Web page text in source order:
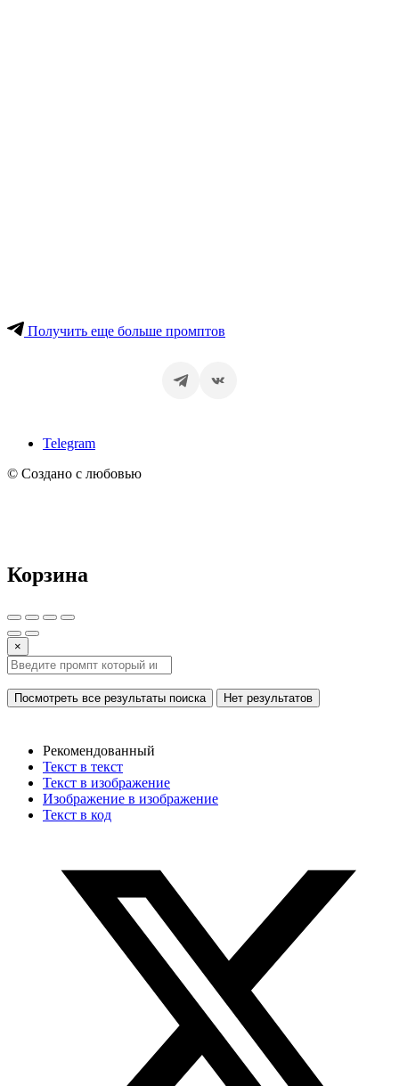
Получить еще больше промптов
Telegram
© Создано с любовью
Корзина
×
Посмотреть все результаты поиска Нет результатов
Рекомендованный
Текст в текст
Текст в изображение
Изображение в изображение
Текст в код